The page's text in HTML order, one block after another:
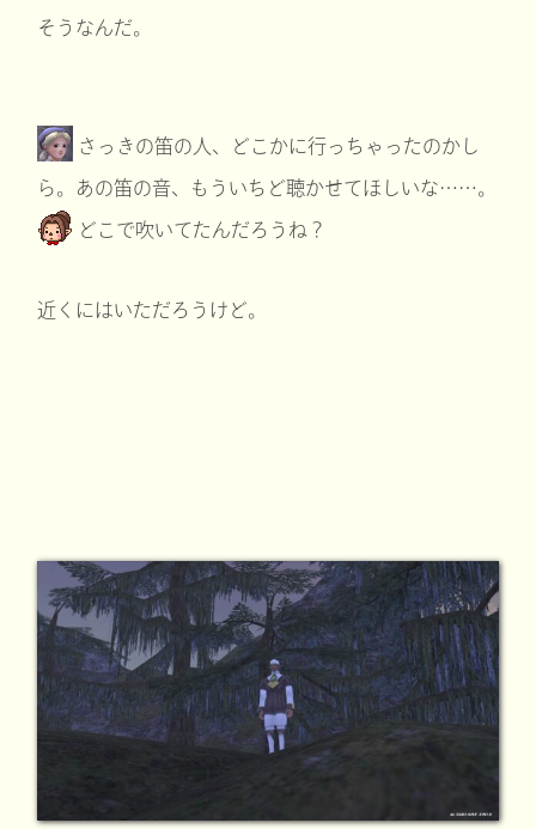
そうなんだ。
さっきの笛の人、どこかに行っちゃったのかし
ら。あの笛の音、もういちど聴かせてほしいな……。
どこで吹いてたんだろうね？
近くにはいただろうけど。